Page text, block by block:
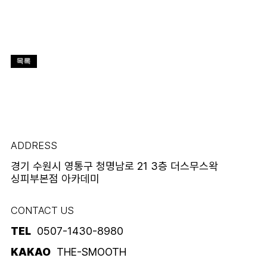
ADDRESS
경기 수원시 영통구 청명남로 21 3층 더스무스왁
싱피부본점 아카데미
CONTACT US
TEL 0507-1430-8980
KAKAO THE-SMOOTH